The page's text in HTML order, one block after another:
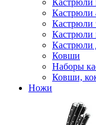
Кастрюли
Кастрюли
Кастрюли
Кастрюли
Кастрюли
Ковши
Наборы
Ковши,
Ножи